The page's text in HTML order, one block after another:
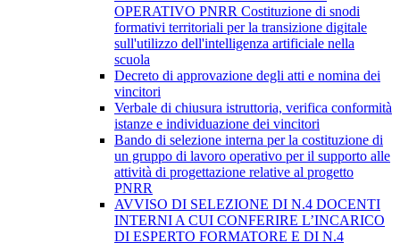
OPERATIVO PNRR Costituzione di snodi
formativi territoriali per la transizione digitale
sull'utilizzo dell'intelligenza artificiale nella
scuola
Decreto di approvazione degli atti e nomina dei
vincitori
Verbale di chiusura istruttoria, verifica conformità
istanze e individuazione dei vincitori
Bando di selezione interna per la costituzione di
un gruppo di lavoro operativo per il supporto alle
attività di progettazione relative al progetto
PNRR
AVVISO DI SELEZIONE DI N.4 DOCENTI
INTERNI A CUI CONFERIRE L’INCARICO
DI ESPERTO FORMATORE E DI N.4